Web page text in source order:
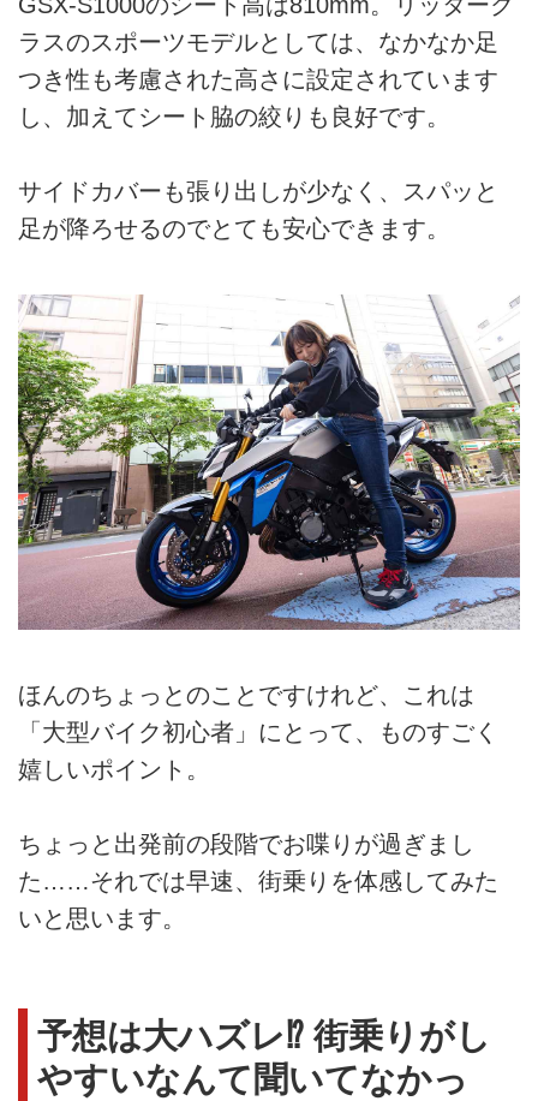
ラスのスポーツモデルとしては、なかなか足
つき性も考慮された高さに設定されています
し、加えてシート脇の絞りも良好です。
サイドカバーも張り出しが少なく、スパッと
足が降ろせるのでとても安心できます。
ほんのちょっとのことですけれど、これは
「大型バイク初心者」にとって、ものすごく
嬉しいポイント。
ちょっと出発前の段階でお喋りが過ぎまし
た……それでは早速、街乗りを体感してみた
いと思います。
予想は大ハズレ⁉ 街乗りがし
やすいなんて聞いてなかっ